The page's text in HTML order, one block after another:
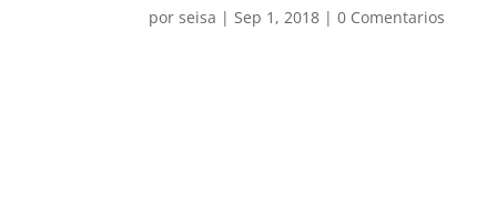
porseisa |Sep 1, 2018 |0 Comentarios